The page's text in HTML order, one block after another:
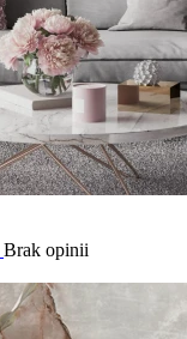
Brak opinii